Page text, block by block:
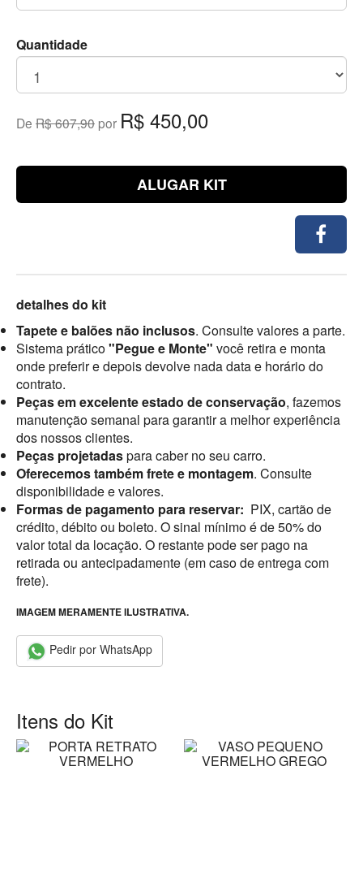
Quantidade
De R$ 607,90 por R$ 450,00
ALUGAR KIT
detalhes do kit
Tapete e balões não inclusos. Consulte valores a parte.
Sistema prático"Pegue e Monte" você retira e monta
onde preferir e depois devolve nada data e horário do
contrato.
Peças em excelente estado de conservação, fazemos
manutenção semanal para garantir a melhor experiência
dos nossos clientes.
Peças projetadaspara caber no seu carro.
Oferecemos também frete e montagem. Consulte
disponibilidade e valores.
Formas de pagamento para reservar: PIX, cartão de
crédito, débito ou boleto. O sinal mínimo é de 50% do
valor total da locação. O restante pode ser pago na
retirada ou antecipadamente (em caso de entrega com
frete).
IMAGEM MERAMENTE ILUSTRATIVA.
Pedir por WhatsApp
Itens do Kit